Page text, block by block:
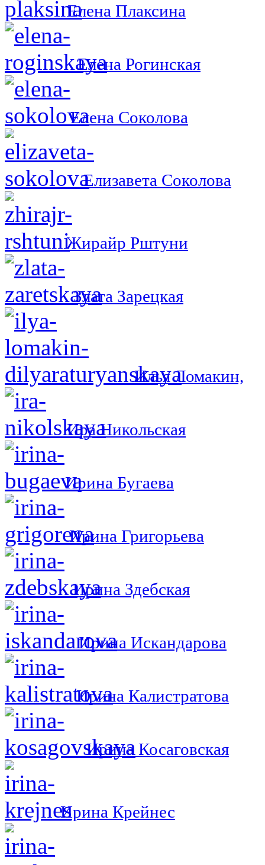
Елена Плаксина
Елена Рогинская
Елена Соколова
Елизавета Соколова
Жирайр Рштуни
Злата Зарецкая
Илья Ломакин,
Ира Никольская
Ирина Бугаева
Ирина Григорьева
Ирина Здебская
Ирина Искандарова
Ирина Калистратова
Ирина Косаговская
Ирина Крейнес